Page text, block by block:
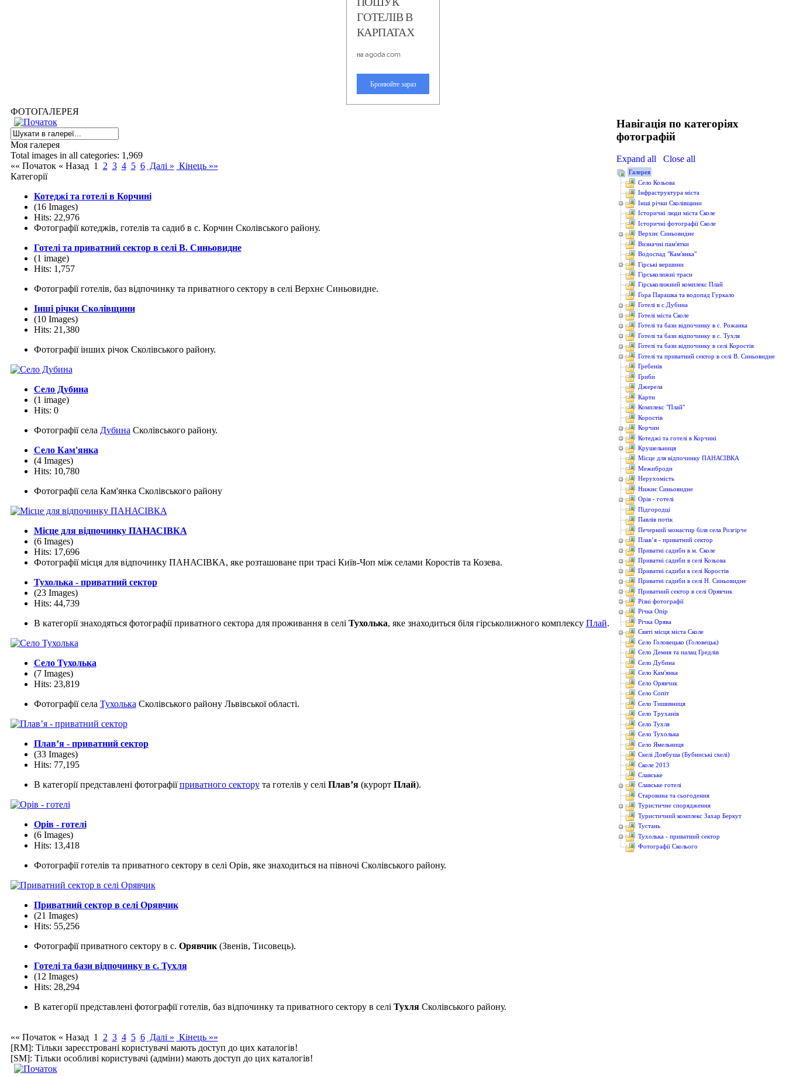
ФОТОГАЛЕРЕЯ
Моя галерея
Total images in all categories: 1,969
«« Початок « Назад 1 2 3 4 5 6 Далі » Кінець »»
Категорії
Котеджі та готелі в Корчині
(16 Images)
Hits: 22,976
Фотографії котеджів, готелів та садиб в с. Корчин Сколівського району.
Готелі та приватний сектор в селі В. Синьовидне
(1 image)
Hits: 1,757
Фотографії готелів, баз відпочинку та приватного сектору в селі Верхнє Синьовидне.
Інші річки Сколівщини
(10 Images)
Hits: 21,380
Фотографії інших річок Сколівського району.
Село Дубина
(1 image)
Hits: 0
Фотографії села Дубина Сколівського району.
Село Кам'янка
(4 Images)
Hits: 10,780
Фотографії села Кам'янка Сколівського району
Місце для відпочинку ПАНАСІВКА
(6 Images)
Hits: 17,696
Фотографії місця для відпочинку ПАНАСІВКА, яке розташоване при трасі Київ-Чоп між селами Коростів та Козева.
Тухолька - приватний сектор
(23 Images)
Hits: 44,739
В категорії знаходяться фотографії приватного сектора для проживання в селі Тухолька, яке знаходиться біля гірськолижного комплексу Плай.
Село Тухолька
(7 Images)
Hits: 23,819
Фотографії села Тухолька Сколівського району Львівської області.
Плав’я - приватний сектор
(33 Images)
Hits: 77,195
В категорії представлені фотографіїприватного секторута готелів у селі Плав’я(курорт Плай).
Орів - готелі
(6 Images)
Hits: 13,418
Фотографії готелів та приватного сектору в селі Орів, яке знаходиться на півночі Сколівського району.
Приватний сектор в селі Орявчик
(21 Images)
Hits: 55,256
Фотографії приватного сектору в с. Орявчик(Звенів, Тисовець).
Готелі та бази відпочинку в с. Тухля
(12 Images)
Hits: 28,294
В категорії представлені фотографії готелів, баз відпочинку та приватного сектору в селі ТухляСколівського району.
«« Початок « Назад 1 2 3 4 5 6 Далі » Кінець »»
[RM]: Тільки зареєстровані користувачі мають доступ до цих каталогів!
[SM]: Тільки особливі користувачі (адміни) мають доступ до цих каталогів!
Навігація по категоріях
фотографій
Expand all Close all
Галерея
Cело Козьова
Інфраструктура міста
Інші річки Сколівщини
Історичні люди міста Сколе
Історичні фотографії Сколе
Верхнє Синьовидне
Визначні пам'ятки
Водоcпад "Кам'янка"
Гірські вершини
Гірськолижні траси
Гірськолижний комплекс Плай
Гора Парашка та водопад Гуркало
Готелі в с.Дубина
Готелі міста Сколе
Готелі та бази відпочинку в с. Рожанка
Готелі та бази відпочинку в с. Тухля
Готелі та бази відпочинку в селі Коростів
Готелі та приватний сектор в селі В. Синьовидне
Гребенів
Гриби
Джерела
Карти
Комплекс "Плай"
Коростів
Корчин
Котеджі та готелі в Корчині
Крушельниця
Місце для відпочинку ПАНАСІВКА
Межиброди
Нерухомість
Нижнє Синьовидне
Орів - готелі
Підгородці
Павлів потік
Печерний монастир біля села Розгірче
Плав’я - приватний сектор
Приватні садиби в м. Сколе
Приватні садиби в селі Козьова
Приватні садиби в селі Коростів
Приватні садиби в селі Н. Синьовидне
Приватний сектор в селі Орявчик
Різні фотографії
Річка Опір
Річка Орява
Святі місця міста Сколе
Село Головецько (Головецьк)
Село Демня та палац Гредлів
Село Дубина
Село Кам'янка
Село Орявчик
Село Сопіт
Село Тишивниця
Село Труханів
Село Тухля
Село Тухолька
Село Ямельниця
Скелі Довбуша (Бубниські скелі)
Сколе 2013
Славське
Славське готелі
Старовина та сьогодення
Туристичне спорядження
Туристичний комплекс Захар Беркут
Тустань
Тухолька - приватний сектор
Фотографії Сколього